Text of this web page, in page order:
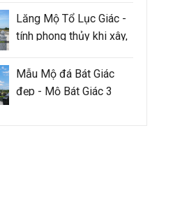
Lăng Mộ Tổ Lục Giác -
tính phong thủy khi xây,
đảm bảo như thế nào
Mẫu Mộ đá Bát Giác
đẹp - Mộ Bát Giác 3